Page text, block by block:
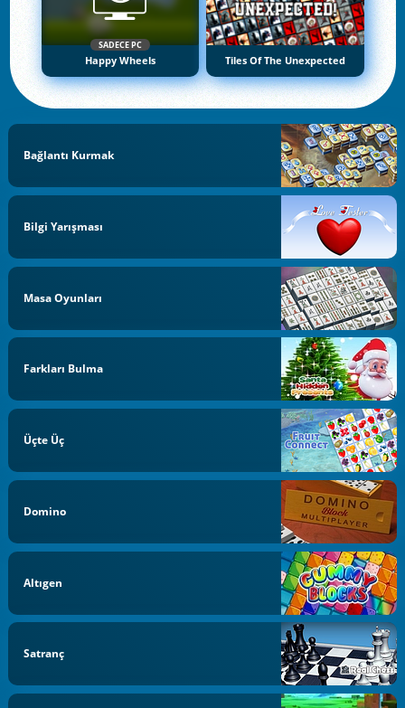
SADECE PC
Happy Wheels Tiles Of The Unexpected
Bağlantı Kurmak
Bilgi Yarışması
Masa Oyunları
Farkları Bulma
Üçte Üç
Domino
Altıgen
Satranç